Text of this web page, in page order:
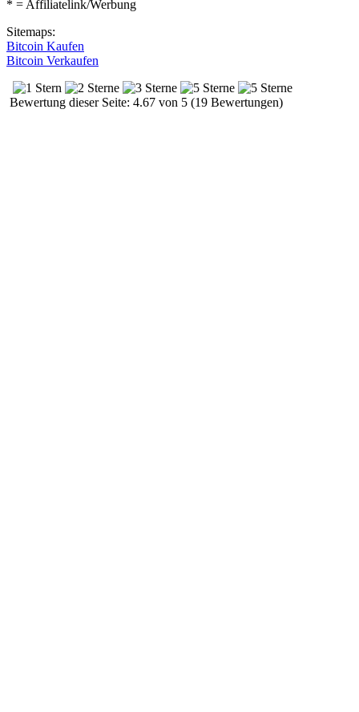
* = Affiliatelink/Werbung
Sitemaps:
Bitcoin Kaufen
Bitcoin Verkaufen
Bewertung dieser Seite: 4.67 von 5 (19 Bewertungen)